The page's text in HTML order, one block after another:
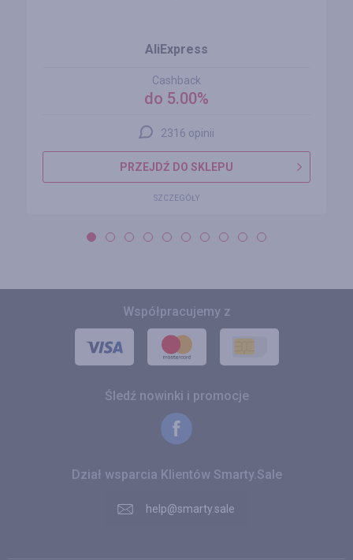
AliExpress
Cashback
do 5.00%
2316 opinii
PRZEJDŹ DO SKLEPU
SZCZEGÓŁY
Współpracujemy z
Śledź nowinki i promocje
Dział wsparcia Klientów Smarty.Sale
help@smarty.sale